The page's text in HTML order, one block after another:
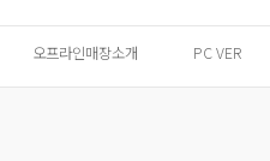
오프라인매장소개 PC VER